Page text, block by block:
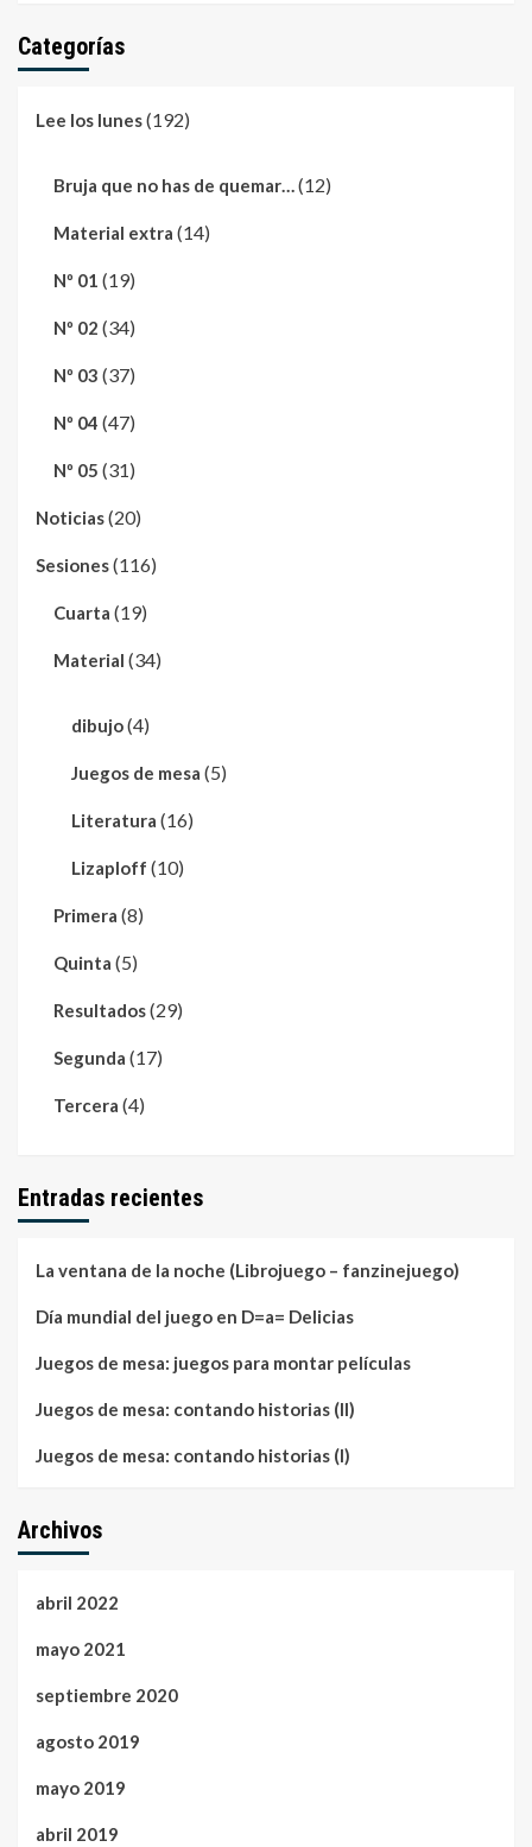
Categorías
Lee los lunes(192)
Bruja que no has de quemar…(12)
Material extra (14)
Nº 01 (19)
Nº 02 (34)
Nº 03 (37)
Nº 04 (47)
Nº 05 (31)
Noticias(20)
Sesiones(116)
Cuarta (19)
Material (34)
dibujo(4)
Juegos de mesa (5)
Literatura (16)
Lizaploff (10)
Primera (8)
Quinta (5)
Resultados(29)
Segunda (17)
Tercera (4)
Entradas recientes
La ventana de la noche (Librojuego – fanzinejuego)
Día mundial del juego en D=a= Delicias
Juegos de mesa: juegos para montar películas
Juegos de mesa: contando historias (II)
Juegos de mesa: contando historias (I)
Archivos
abril 2022
mayo 2021
septiembre 2020
agosto 2019
mayo 2019
abril 2019